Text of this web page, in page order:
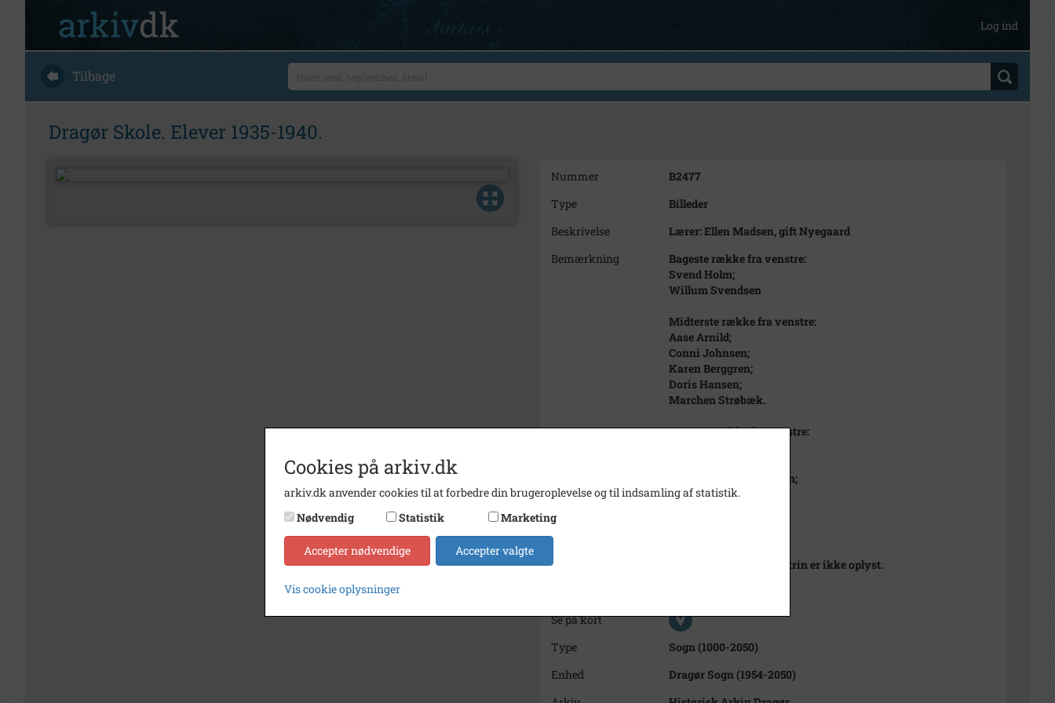
Log ind
Tilbage
Dragør Skole. Elever 1935-1940.
Nummer
B2477
Type
Billeder
Beskrivelse
Lærer: Ellen Madsen, gift Nyegaard
Bemærkning
Bageste række fra venstre:
Svend Holm;
Willum Svendsen
Midterste række fra venstre:
Aase Arnild;
Conni Johnsen;
Karen Berggren;
Doris Hansen;
Marchen Strøbæk.
Forreste række fra venstre:
Aase Guldborg Andersen;
Nelli Pedersen;
Periode
Dateringsnote
Eksakt årstal og klassetrin er ikke oplyst.
Se på kort
Type
Sogn (1000-2050)
Enhed
Dragør Sogn (1954-2050)
Cookies på arkiv.dk
arkiv.dk anvender cookies til at forbedre din brugeroplevelse og til indsamling af statistik.
Nødvendig
Statistik Marketing
Accepter nødvendige Accepter valgte
Vis cookie oplysninger